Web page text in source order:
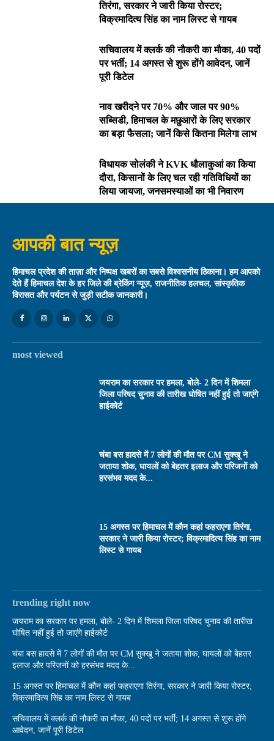
तिरंगा, सरकार ने जारी किया रोस्टर;
विक्रमादित्य सिंह का नाम लिस्ट से गायब
सचिवालय में क्लर्क की नौकरी का मौका, 40 पदों
पर भर्ती; 14 अगस्त से शुरू होंगे आवेदन, जानें
पूरी डिटेल
नाव खरीदने पर 70% और जाल पर 90%
सब्सिडी, हिमाचल के मछुआरों के लिए सरकार
का बड़ा फैसला; जानें किसे कितना मिलेगा लाभ
विधायक सोलंकी ने KVK धौलाकुआं का किया
दौरा, किसानों के लिए चल रही गतिविधियों का
लिया जायजा, जनसमस्याओं का भी निवारण
आपकी बात न्यूज़
हिमाचल प्रदेश की ताज़ा और निष्पक्ष खबरों का सबसे विश्वसनीय ठिकाना। हम आपको
देते हैं हिमाचल देश के हर जिले की ब्रेकिंग न्यूज़, राजनीतिक हलचल, सांस्कृतिक
विरासत और पर्यटन से जुड़ी सटीक जानकारी।
most viewed
जयराम का सरकार पर हमला, बोले- 2 दिन में शिमला
जिला परिषद चुनाव की तारीख घोषित नहीं हुई तो जाएंगे
हाईकोर्ट
चंबा बस हादसे में 7 लोगों की मौत पर CM सुक्खू ने
जताया शोक, घायलों को बेहतर इलाज और परिजनों को
हरसंभव मदद के...
15 अगस्त पर हिमाचल में कौन कहां फहराएगा तिरंगा,
सरकार ने जारी किया रोस्टर; विक्रमादित्य सिंह का नाम
लिस्ट से गायब
trending right now
जयराम का सरकार पर हमला, बोले- 2 दिन में शिमला जिला परिषद चुनाव की तारीख
घोषित नहीं हुई तो जाएंगे हाईकोर्ट
चंबा बस हादसे में 7 लोगों की मौत पर CM सुक्खू ने जताया शोक, घायलों को बेहतर
इलाज और परिजनों को हरसंभव मदद के...
15 अगस्त पर हिमाचल में कौन कहां फहराएगा तिरंगा, सरकार ने जारी किया रोस्टर;
विक्रमादित्य सिंह का नाम लिस्ट से गायब
सचिवालय में क्लर्क की नौकरी का मौका, 40 पदों पर भर्ती; 14 अगस्त से शुरू होंगे
आवेदन, जानें पूरी डिटेल